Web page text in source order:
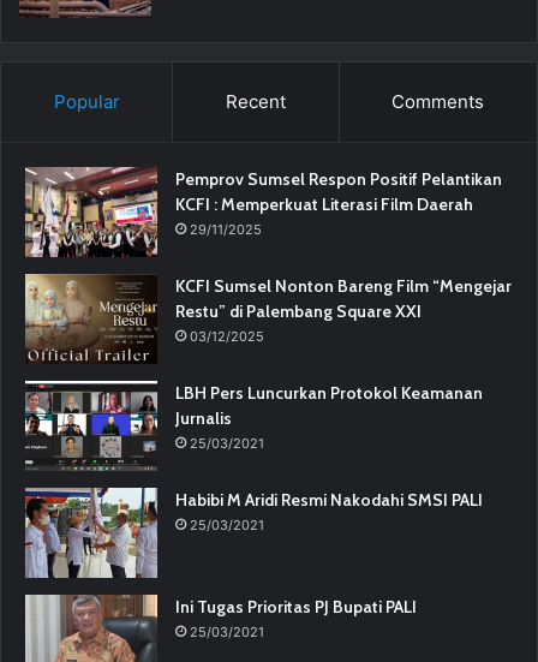
Popular Recent Comments
Pemprov Sumsel Respon Positif Pelantikan
KCFI : Memperkuat Literasi Film Daerah
29/11/2025
KCFI Sumsel Nonton Bareng Film “Mengejar
Restu” di Palembang Square XXI
03/12/2025
LBH Pers Luncurkan Protokol Keamanan
Jurnalis
25/03/2021
Habibi M Aridi Resmi Nakodahi SMSI PALI
25/03/2021
Ini Tugas Prioritas PJ Bupati PALI
25/03/2021